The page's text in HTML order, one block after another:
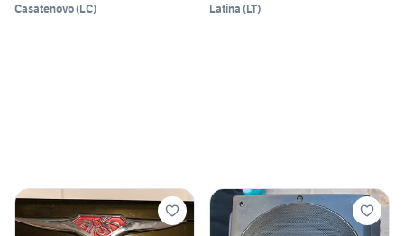
Casatenovo(LC) Latina (LT)